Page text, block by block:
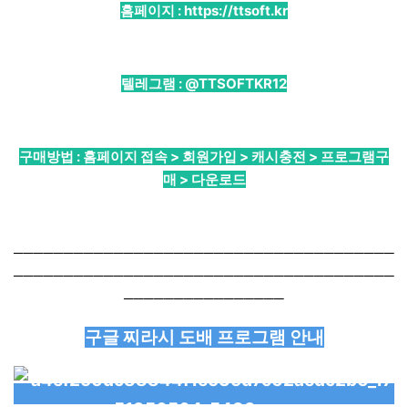
홈페이지 :https://ttsoft.kr
텔레그램 : @TTSOFTKR12
구매방법 : 홈페이지 접속 > 회원가입 > 캐시충전 > 프로그램구
매 > 다운로드
──────────────────────────────────────
──────────────────────────────────────
────────────────
구글 찌라시 도배 프로그램 안내